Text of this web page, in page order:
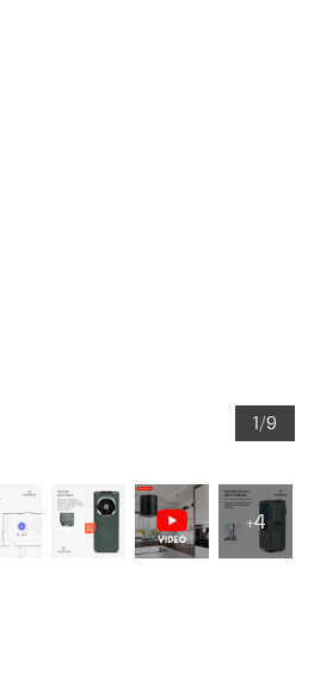
1/9
+4